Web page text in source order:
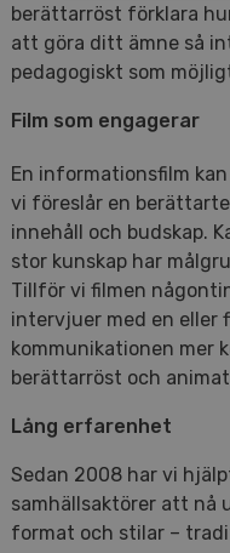
berättarröst förklara
att göra ditt ämne så
pedagogiskt som
Film som engagerar
En informationsfilm
vi föreslår en
innehåll och budskap.
stor kunskap har
Tillför vi filmen
intervjuer med en eller
kommunikationen mer
berättarröst och
Lång erfarenhet
Sedan 2008 har vi
samhällsaktörer att nå
format och stilar –